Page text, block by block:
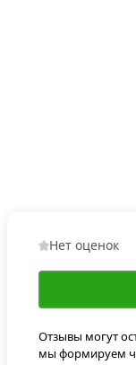
Нет оценок
Отзывы могут
мы формируем